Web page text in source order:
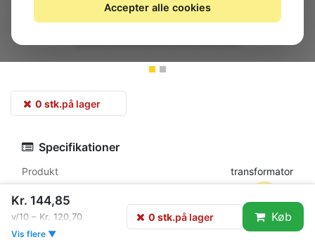
0 stk.på lager
Specifikationer
Produkt
transformator
Sekundær
2x12V
Strøm, max. (sekundærvikling)
2x1,25A
Kr. 144,85
v/10 – Kr. 120,70
Vis flere ▼
0 stk.på lager Køb
Accepter alle cookies